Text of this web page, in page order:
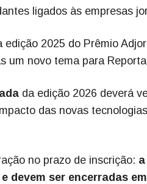
ligados às empresas
edição 2025 do Prêmio
um novo tema para
da edição 2026 deverá
das novas
no prazo de inscrição:
devem ser encerradas